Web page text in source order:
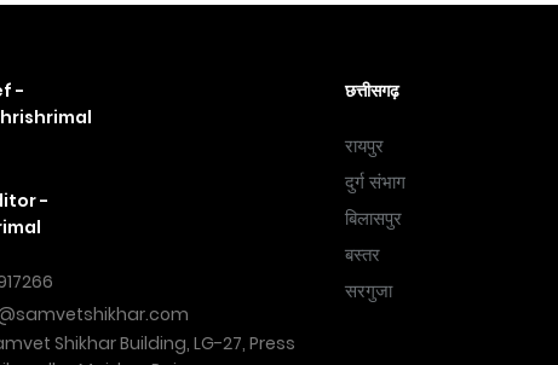
-
-
Shikhar Building, LG-27, Press
छत्तीसगढ़
रायपुर
दुर्ग संभाग
बिलासपुर
बस्तर
सरगुजा